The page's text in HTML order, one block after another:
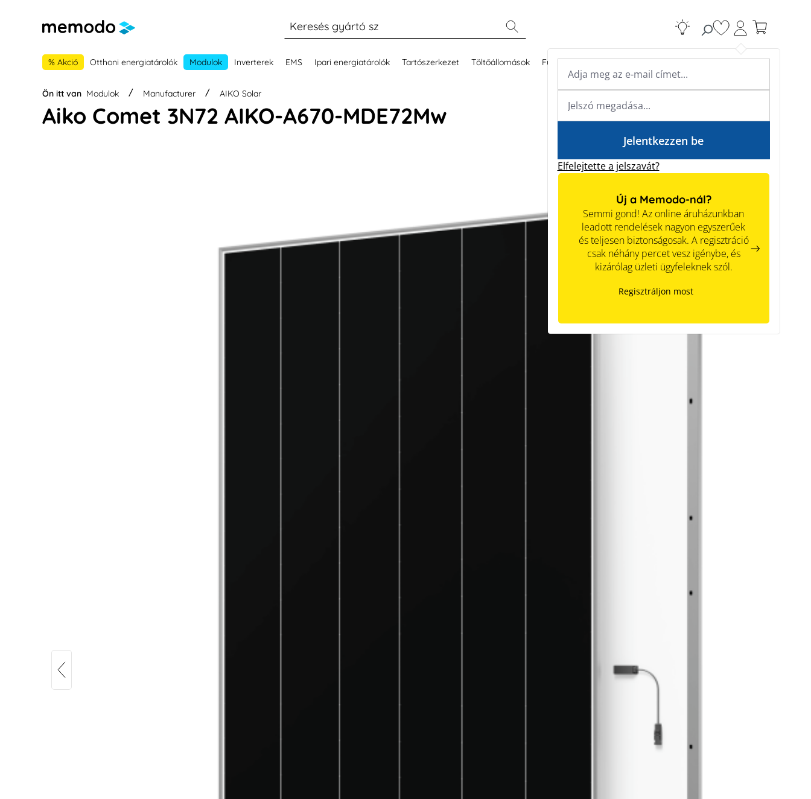
Szakértői tudás
Van 0
Elfelejtette a jelszavát?
Jelentkezzen be
Új a Memodo-nál?
Semmi gond! Az online áruházunkban
leadott rendelések nagyon egyszerűek
és teljesen biztonságosak. A regisztráció
csak néhány percet vesz igénybe, és
kizárólag üzleti ügyfeleknek szól.
Regisztráljon most
% Akció Otthoni energiatárolók Modulok Inverterek EMS Ipari energiatárolók Tartószerkezet Töltőállomások Fűtési rendszerek Kiegészítők
Ön itt van Modulok Manufacturer AIKO Solar
Aiko Comet 3N72 AIKO-A670-MDE72Mw